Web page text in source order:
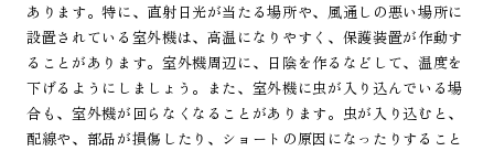
あります。特に、直射日光が当たる場所や、風通しの悪い場所に
設置されている室外機は、高温になりやすく、保護装置が作動す
ることがあります。室外機周辺に、日陰を作るなどして、温度を
下げるようにしましょう。また、室外機に虫が入り込んでいる場
合も、室外機が回らなくなることがあります。虫が入り込むと、
配線や、部品が損傷したり、ショートの原因になったりすること